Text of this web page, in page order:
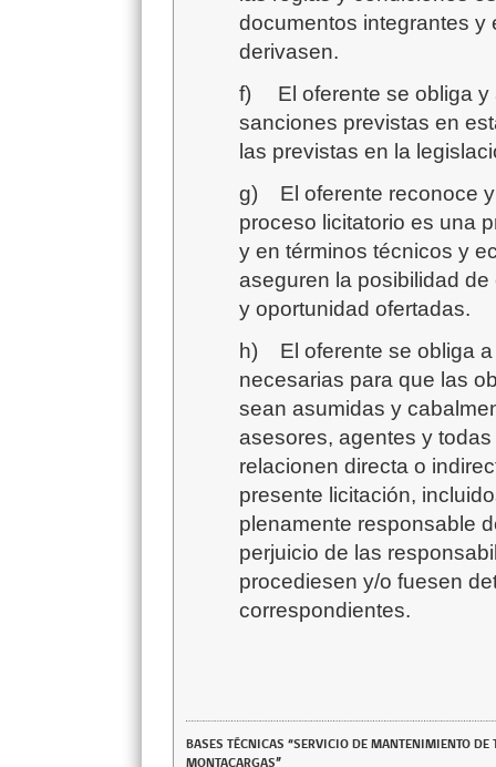
documentos integrantes y
derivasen.
f)
El oferente se obliga
sanciones previstas en
las previstas en la
g)
El oferente reconoce
proceso licitatorio es una
y en términos técnicos y
aseguren la posibilidad
y oportunidad ofertadas.
h)
El oferente se obliga
necesarias para que las
sean asumidas y
asesores, agentes y
relacionen directa o
presente licitación,
plenamente responsable
perjuicio de las
procediesen y/o fuesen
correspondientes.
BASES TÉCNICAS “SERVICIO DE MANTENIMIENTO
MONTACARGAS”